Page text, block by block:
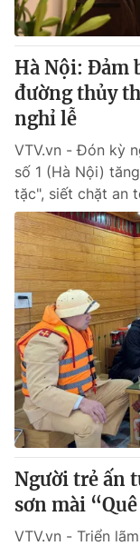
Hà Nội: Đảm
đường thủy
nghỉ lễ
VTV.vn - Đón kỳ
số 1 (Hà Nội)
tặc", siết chặt an
Người trẻ ấn
sơn mài
VTV.vn - Triển